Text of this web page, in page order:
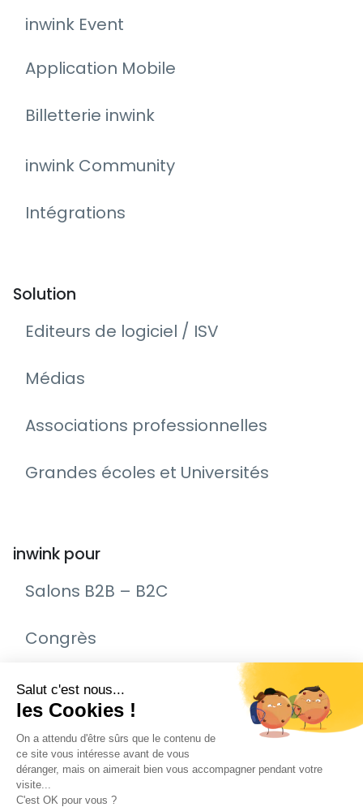
inwink Event
Application Mobile
Billetterie inwink
inwink Community
Intégrations
Solution
Editeurs de logiciel / ISV
Médias
Associations professionnelles
Grandes écoles et Universités
inwink pour
Salons B2B – B2C
Congrès
Remise de prix – Awards
Journée Portes Ouvertes (JPO)